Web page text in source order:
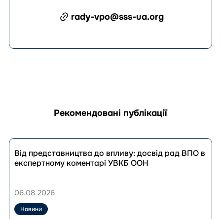
rady-vpo@sss-ua.org
Рекомендовані публікації
Перейти
до
публікації
до
досвід
Від представництва до впливу: досвід рад ВПО в
експертному коментарі УВКБ ООН
06.08.2026
Новини